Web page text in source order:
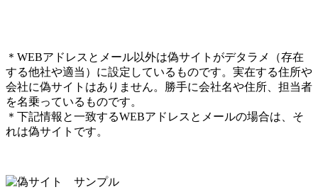
＊WEBアドレスとメール以外は偽サイトがデタラメ（存在
する他社や適当）に設定しているものです。実在する住所や
会社に偽サイトはありません。勝手に会社名や住所、担当者
を名乗っているものです。
＊下記情報と一致するWEBアドレスとメールの場合は、そ
れは偽サイトです。